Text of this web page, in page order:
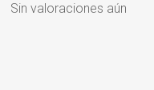
Sin valoraciones aún